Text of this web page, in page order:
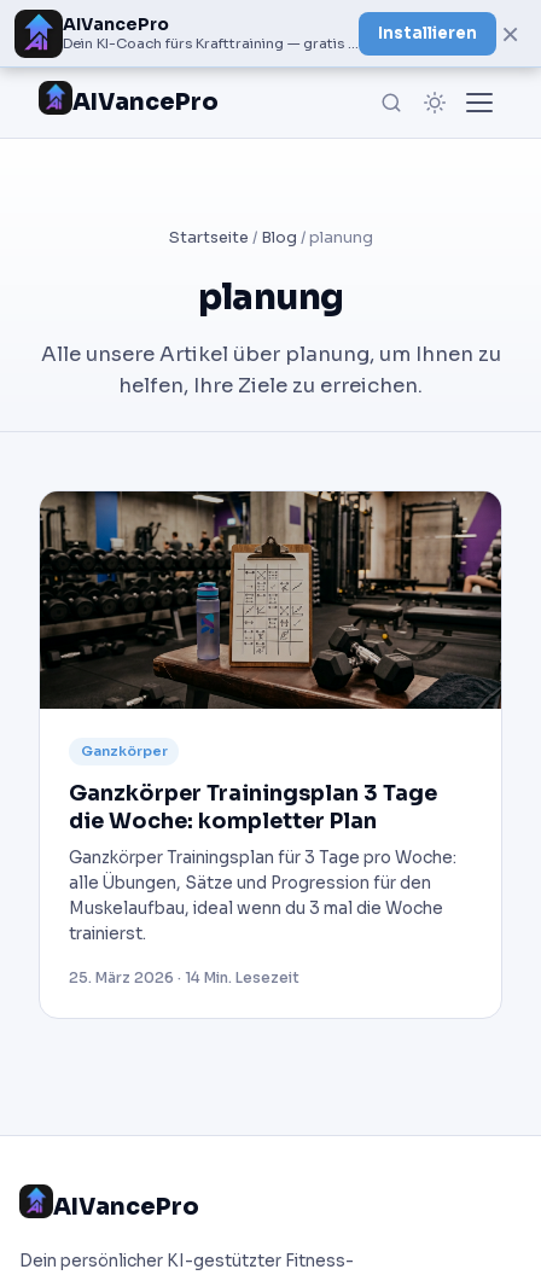
AIVancePro
Dein KI-Coach fürs Krafttraining — gratis bei Google Play
Installieren ×
AIVancePro
Startseite / Blog / planung
planung
Alle unsere Artikel über planung, um Ihnen zu
helfen, Ihre Ziele zu erreichen.
Ganzkörper
Ganzkörper Trainingsplan 3 Tage
die Woche: kompletter Plan
Ganzkörper Trainingsplan für 3 Tage pro Woche:
alle Übungen, Sätze und Progression für den
Muskelaufbau, ideal wenn du 3 mal die Woche
trainierst.
25. März 2026 · 14 Min. Lesezeit
AIVancePro
Dein persönlicher KI-gestützter Fitness-